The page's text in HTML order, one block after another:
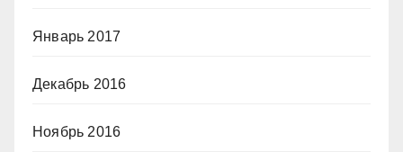
Январь 2017
Декабрь 2016
Ноябрь 2016